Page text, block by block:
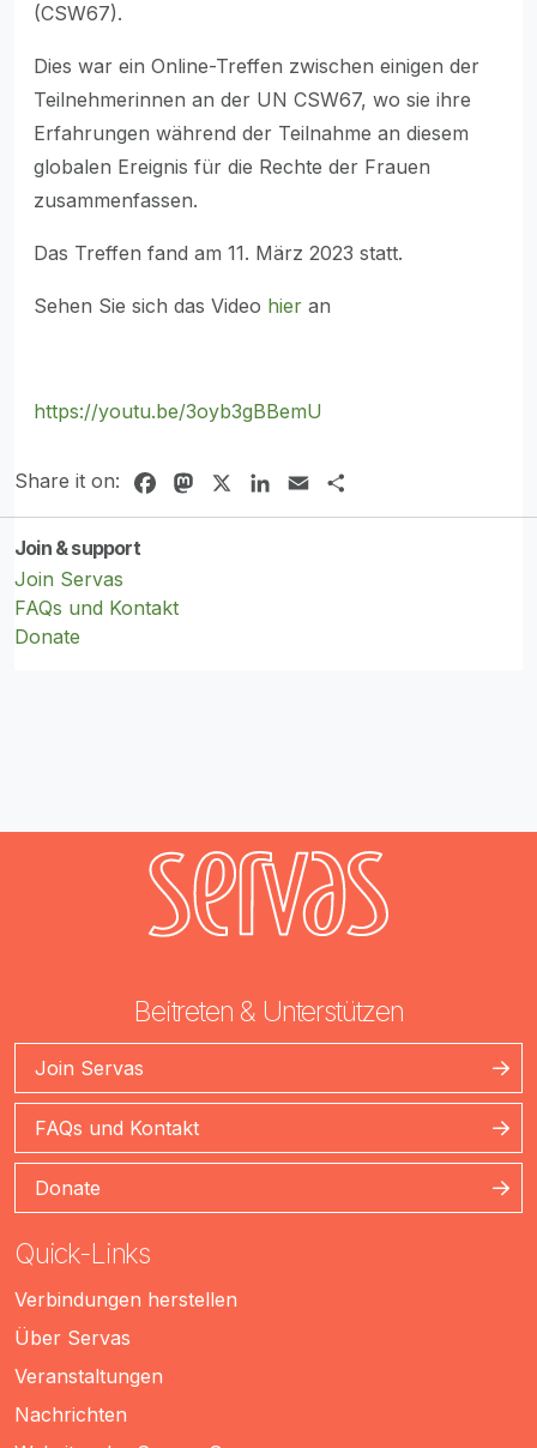
(CSW67).
Dies war ein Online-Treffen zwischen einigen der
Teilnehmerinnen an der UN CSW67, wo sie ihre
Erfahrungen während der Teilnahme an diesem
globalen Ereignis für die Rechte der Frauen
zusammenfassen.
Das Treffen fand am 11. März 2023 statt.
Sehen Sie sich das Video hier an
https://youtu.be/3oyb3gBBemU
Share it on: FacebookMastodonLinkedIn
Email
Join & support
Join Servas
FAQs und Kontakt
Donate
Beitreten & Unterstützen
Join Servas
FAQs und Kontakt
Donate
Quick-Links
Verbindungen herstellen
Über Servas
Veranstaltungen
Nachrichten